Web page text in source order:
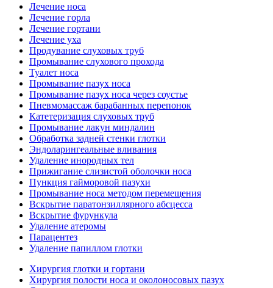
Лечение носа
Лечение горла
Лечение гортани
Лечение уха
Продувание слуховых труб
Промывание слухового прохода
Туалет носа
Промывание пазух носа
Промывание пазух носа через соустье
Пневмомассаж барабанных перепонок
Катетеризация слуховых труб
Промывание лакун миндалин
Обработка задней стенки глотки
Эндоларингеальные вливания
Удаление инородных тел
Прижигание слизистой оболочки носа
Пункция гайморовой пазухи
Промывание носа методом перемещения
Вскрытие паратонзиллярного абсцесса
Вскрытие фурункула
Удаление атеромы
Парацентез
Удаление папиллом глотки
Хирургия глотки и гортани
Хирургия полости носа и околоносовых пазух